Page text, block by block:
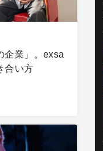
企業」。exsa
合い方